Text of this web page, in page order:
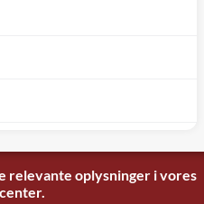
relevante oplysninger i vores